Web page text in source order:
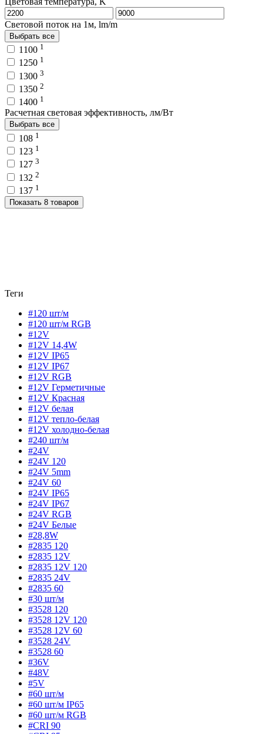
Световой поток на 1м, lm/m
Выбрать все
1100 1
1250 1
1300 3
1350 2
1400 1
Расчетная световая эффективность, лм/Вт
Выбрать все
108 1
123 1
127 3
132 2
137 1
Показать 8 товаров
Теги
#120 шт/м
#120 шт/м RGB
#12V
#12V 14,4W
#12V IP65
#12V IP67
#12V RGB
#12V Герметичные
#12V Красная
#12V белая
#12V тепло-белая
#12V холодно-белая
#240 шт/м
#24V
#24V 120
#24V 5mm
#24V 60
#24V IP65
#24V IP67
#24V RGB
#24V Белые
#28,8W
#2835 120
#2835 12V
#2835 12V 120
#2835 24V
#2835 60
#30 шт/м
#3528 120
#3528 12V 120
#3528 12V 60
#3528 24V
#3528 60
#36V
#48V
#5V
#60 шт/м
#60 шт/м IP65
#60 шт/м RGB
#CRI 90